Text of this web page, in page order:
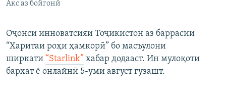
Акс аз бойгонӣ
Оҷонси инноватсияи Тоҷикистон аз баррасии
“Харитаи роҳи ҳамкорӣ” бо масъулони
ширкати “Starlink” хабар додааст. Ин мулоқоти
бархат ё онлайнӣ 5-уми август гузашт.